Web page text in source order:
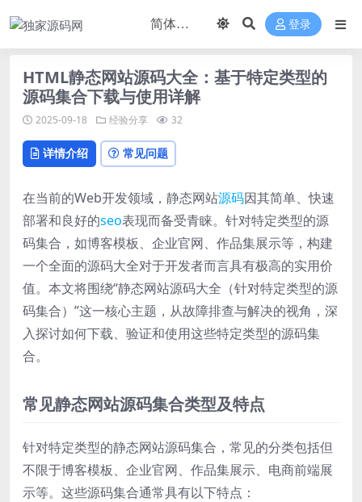
登录
HTML静态网站源码大全：基于特定类型的
源码集合下载与使用详解
2025-09-18 经验分享 32
详情介绍 常见问题
在当前的Web开发领域，静态网站源码因其简单、快速
部署和良好的seo表现而备受青睐。针对特定类型的源
码集合，如博客模板、企业官网、作品集展示等，构建
一个全面的源码大全对于开发者而言具有极高的实用价
值。本文将围绕“静态网站源码大全（针对特定类型的源
码集合）”这一核心主题，从故障排查与解决的视角，深
入探讨如何下载、验证和使用这些特定类型的源码集
合。
常见静态网站源码集合类型及特点
针对特定类型的静态网站源码集合，常见的分类包括但
不限于博客模板、企业官网、作品集展示、电商前端展
示等。这些源码集合通常具有以下特点：